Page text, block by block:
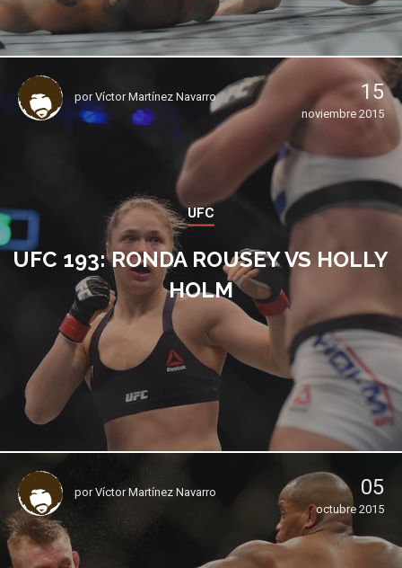
porVíctor Martínez Navarro 15
noviembre 2015
UFC
UFC 193: RONDA ROUSEY VS HOLLY
HOLM
porVíctor Martínez Navarro 05
octubre 2015